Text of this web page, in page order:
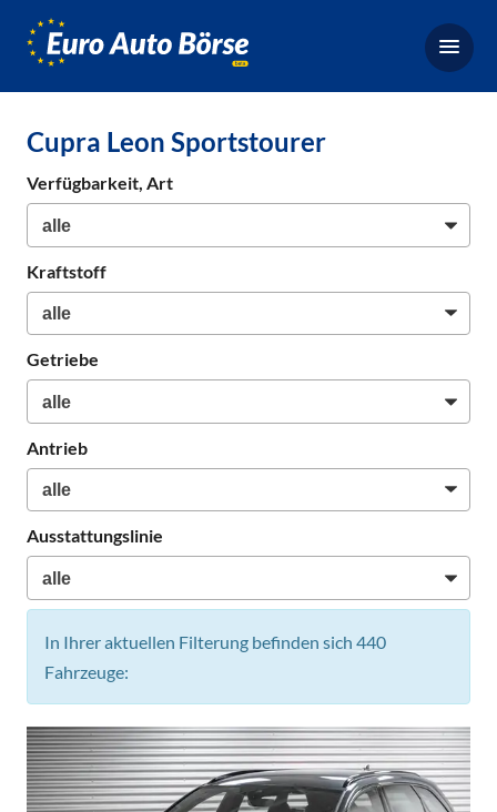
Börse,
für
Neuwagen
Cupra Leon Sportstourer
Verfügbarkeit, Art
Kraftstoff
Getriebe
Antrieb
Ausstattungslinie
In Ihrer aktuellen Filterung befinden sich 440
Fahrzeuge: